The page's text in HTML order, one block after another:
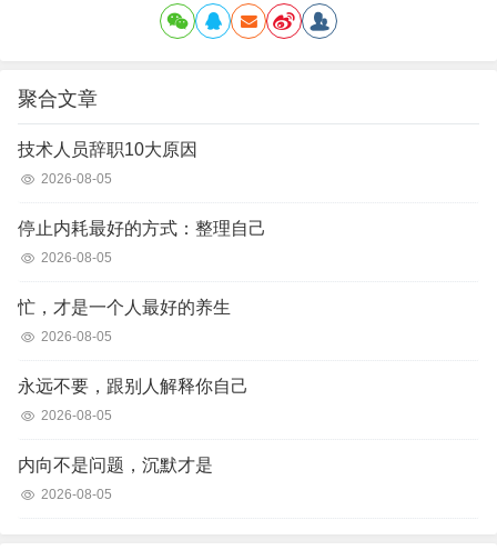
聚合文章
技术人员辞职10大原因
2026-08-05
停止内耗最好的方式：整理自己
2026-08-05
忙，才是一个人最好的养生
2026-08-05
永远不要，跟别人解释你自己
2026-08-05
内向不是问题，沉默才是
2026-08-05